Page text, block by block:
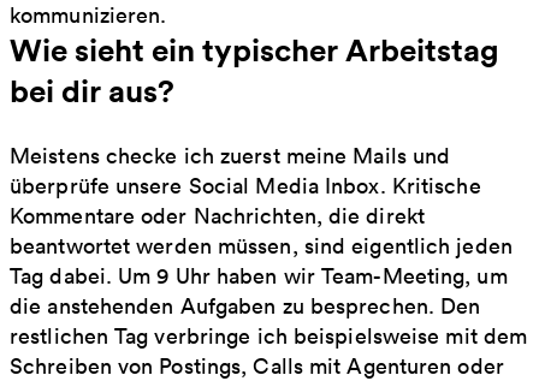
kommunizieren.
Wie sieht ein typischer Arbeitstag
bei dir aus?
Meistens checke ich zuerst meine Mails und
überprüfe unsere Social Media Inbox. Kritische
Kommentare oder Nachrichten, die direkt
beantwortet werden müssen, sind eigentlich jeden
Tag dabei. Um 9 Uhr haben wir Team-Meeting, um
die anstehenden Aufgaben zu besprechen. Den
restlichen Tag verbringe ich beispielsweise mit dem
Schreiben von Postings, Calls mit Agenturen oder